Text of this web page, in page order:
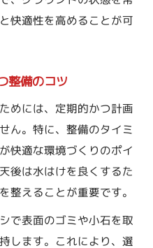
快適性を高めることが可
整備のコツ
めには、定期的かつ計画
ん。特に、整備のタイミ
快適な環境づくりのポイ
後は水はけを良くするた
整えることが重要です。
で表面のゴミや小石を取
します。これにより、選